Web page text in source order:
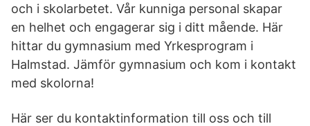
och i skolarbetet. Vår kunniga personal skapar
en helhet och engagerar sig i ditt mående. Här
hittar du gymnasium med Yrkesprogram i
Halmstad. Jämför gymnasium och kom i kontakt
med skolorna!
Här ser du kontaktinformation till oss och till